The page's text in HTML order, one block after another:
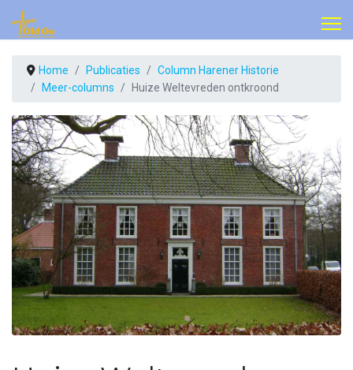
Home Publicaties
Column Harener Historie
Meer-columns
Huize Weltevreden ontkroond